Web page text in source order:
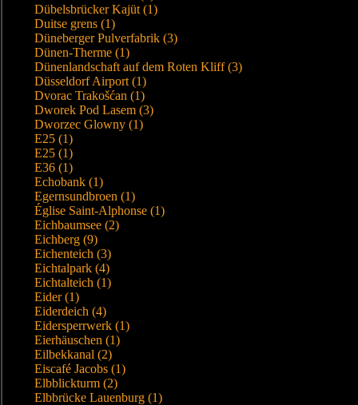
Dübelsbrücker Kajüt (1)
Duitse grens (1)
Düneberger Pulverfabrik (3)
Dünen-Therme (1)
Dünenlandschaft auf dem Roten Kliff (3)
Düsseldorf Airport (1)
Dvorac Trakošćan (1)
Dworek Pod Lasem (3)
Dworzec Glowny (1)
E25 (1)
E25 (1)
E36 (1)
Echobank (1)
Egernsundbroen (1)
Église Saint-Alphonse (1)
Eichbaumsee (2)
Eichberg (9)
Eichenteich (3)
Eichtalpark (4)
Eichtalteich (1)
Eider (1)
Eiderdeich (4)
Eidersperrwerk (1)
Eierhäuschen (1)
Eilbekkanal (2)
Eiscafé Jacobs (1)
Elbblickturm (2)
Elbbrücke Lauenburg (1)